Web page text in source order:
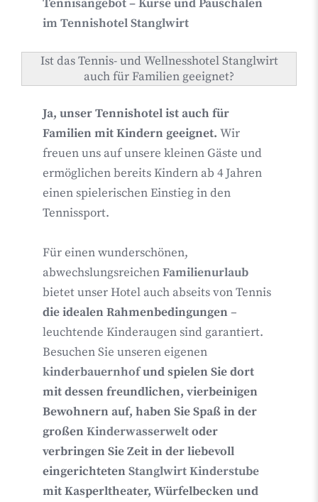
Tennisangebot – Kurse und Pauschalen
im Tennishotel Stanglwirt
Ist das Tennis- und Wellnesshotel Stanglwirt
auch für Familien geeignet?
Ja, unser Tennishotel ist auch für
Familien mit Kindern geeignet. Wir
freuen uns auf unsere kleinen Gäste und
ermöglichen bereits Kindern ab 4 Jahren
einen spielerischen Einstieg in den
Tennissport.
Für einen wunderschönen,
abwechslungsreichenFamilienurlaub
bietet unser Hotel auch abseits von Tennis
die idealen Rahmenbedingungen–
leuchtende Kinderaugen sind garantiert.
Besuchen Sie unseren eigenen
kinderbauernhofund spielen Sie dort
mit dessen freundlichen, vierbeinigen
Bewohnern auf, haben Sie Spaß in der
großenKinderwasserweltoder
verbringen Sie Zeit in derliebevoll
eingerichtetenStanglwirt Kinderstube
mit Kasperltheater, Würfelbecken und